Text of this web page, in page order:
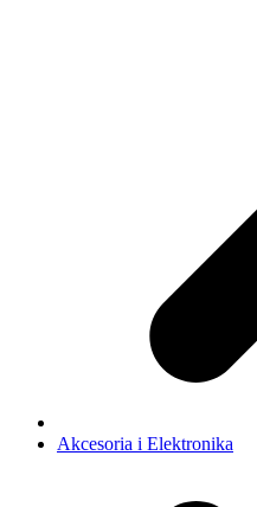
Akcesoria i Elektronika